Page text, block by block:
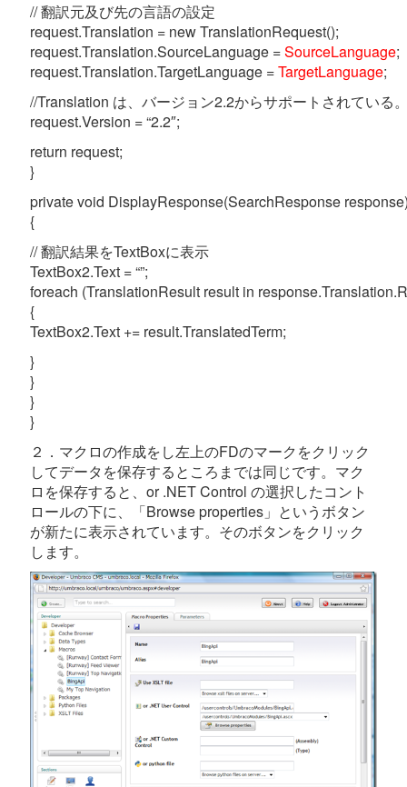
// 翻訳元及び先の言語の設定
request.Translation = new TranslationRequest();
request.Translation.SourceLanguage =SourceLanguage;
request.Translation.TargetLanguage =TargetLanguage;
//Translation は、バージョン2.2からサポートされている
request.Version = “2.2″;
return request;
}
private void DisplayResponse(SearchResponse
{
// 翻訳結果をTextBoxに表示
TextBox2.Text = “”;
foreach (TranslationResult result in
{
TextBox2.Text += result.TranslatedTerm;
}
}
}
}
２．マクロの作成をし左上のFDのマークをクリック
してデータを保存するところまでは同じです。マク
ロを保存すると、or .NET Control の選択したコント
ロールの下に、「Browse properties」というボタン
が新たに表示されています。そのボタンをクリック
します。